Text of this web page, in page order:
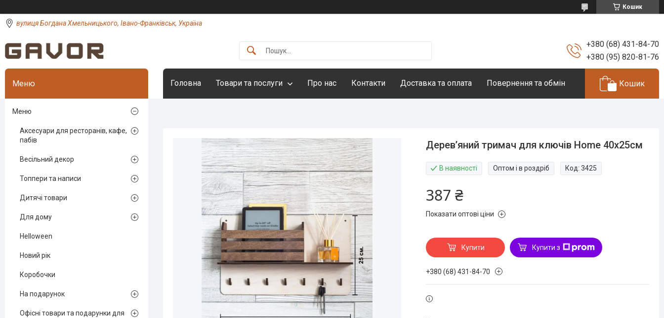
Кошик
вулиця Богдана Хмельницького, Івано-Франківськ, Україна
+380 (68) 431-84-70
+380 (95) 820-81-76
Головна Товари та послуги Про нас Контакти Доставка та оплата Повернення та обмін Кошик
Дерев’яний тримач для ключів Home 40х25см
В наявності Оптом і в роздріб Код:3425
387 ₴
Показати оптові ціни
Купити Купити з
+380 (68) 431-84-70
Меню
Аксесуари для ресторанів, кафе,
пабів
Весільний декор
Топпери та написи
Дитячі товари
Для дому
Helloween
Новий рік
Коробочки
На подарунок
Офісні товари та подарунки для